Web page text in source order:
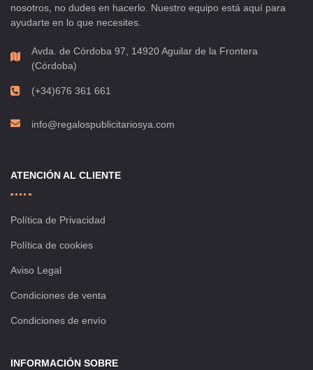
nosotros, no dudes en hacerlo. Nuestro equipo está aquí para
ayudarte en lo que necesites.
Avda. de Córdoba 97, 14920 Aguilar de la Frontera
(Córdoba)
(+34)676 361 661
info@regalospublicitariosya.com
ATENCIÓN AL CLIENTE
Política de Privacidad
Política de cookies
Aviso Legal
Condiciones de venta
Condiciones de envío
INFORMACIÓN SOBRE